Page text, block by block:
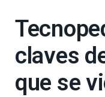
claves
que se